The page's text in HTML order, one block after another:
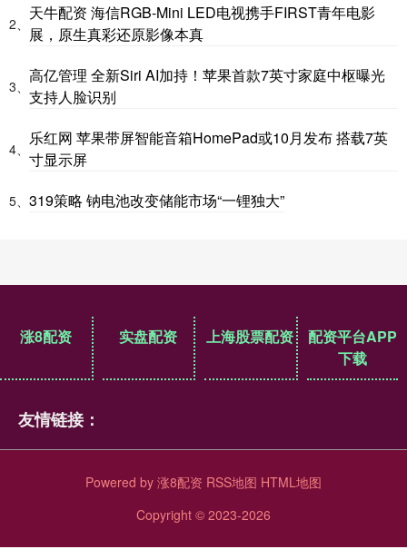
2、
天牛配资 海信RGB-Mini LED电视携手FIRST青年电影
展，原生真彩还原影像本真
3、
高亿管理 全新Siri AI加持！苹果首款7英寸家庭中枢曝光
支持人脸识别
4、
乐红网 苹果带屏智能音箱HomePad或10月发布 搭载7英
寸显示屏
5、 319策略 钠电池改变储能市场“一锂独大”
涨8配资 实盘配资 上海股票配资
配资平台APP
下载
友情链接：
Powered by 涨8配资 RSS地图 HTML地图
Copyright © 2023-2026